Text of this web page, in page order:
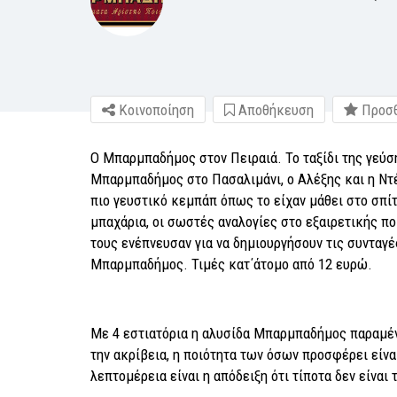
Κοινοποίηση Αποθήκευση
Ο Μπαρμπαδήμος στον Πειραιά. Το ταξίδι της
Μπαρμπαδήμος στο Πασαλιμάνι, ο Αλέξης και η
πιο γευστικό κεμπάπ όπως το είχαν μάθει στο
μπαχάρια, οι σωστές αναλογίες στο εξαιρετικής
τους ενέπνευσαν για να δημιουργήσουν τις
Μπαρμπαδήμος. Τιμές κατ΄άτομο από 12 ευρώ.
Με 4 εστιατόρια η αλυσίδα Μπαρμπαδήμος
την ακρίβεια, η ποιότητα των όσων προσφέρει
λεπτομέρεια είναι η απόδειξη ότι τίποτα δεν είναι